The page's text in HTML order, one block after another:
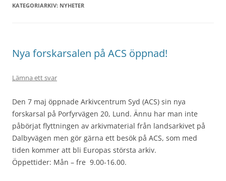
KATEGORIARKIV: NYHETER
Nya forskarsalen på ACS öppnad!
Lämna ett svar
Den 7 maj öppnade Arkivcentrum Syd (ACS) sin nya
forskarsal på Porfyrvägen 20, Lund. Ännu har man inte
påbörjat flyttningen av arkivmaterial från landsarkivet på
Dalbyvägen men gör gärna ett besök på ACS, som med
tiden kommer att bli Europas största arkiv.
Öppettider: Mån – fre 9.00-16.00.